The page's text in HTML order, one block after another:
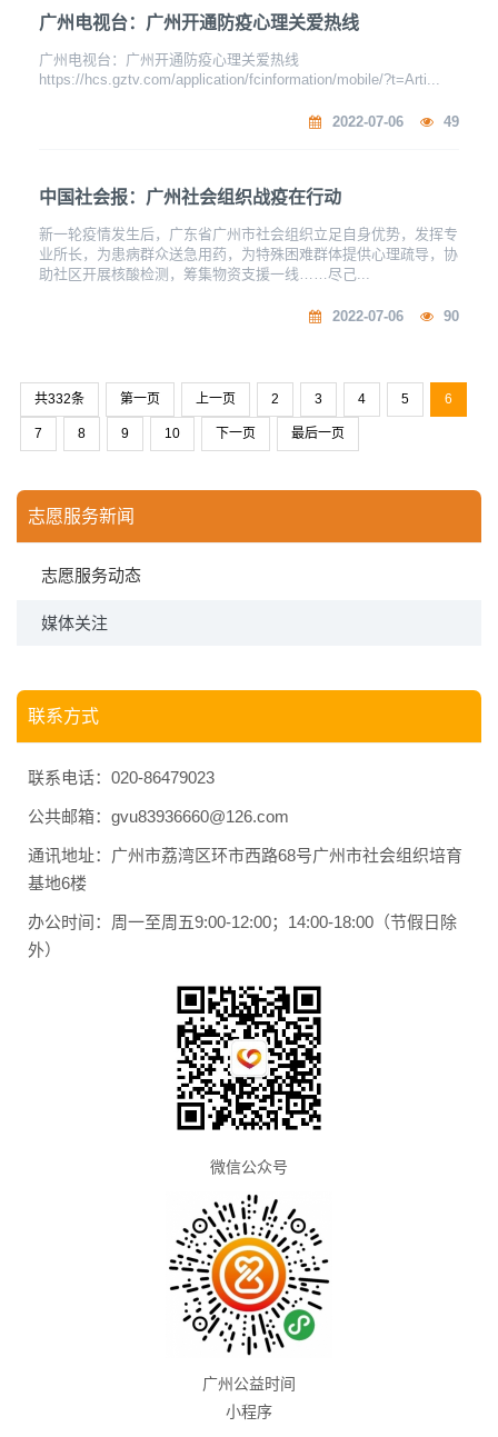
广州电视台：广州开通防疫心理关爱热线
广州电视台：广州开通防疫心理关爱热线
https://hcs.gztv.com/application/fcinformation/mobile/?t=Arti...
2022-07-06 49
中国社会报：广州社会组织战疫在行动
新一轮疫情发生后，广东省广州市社会组织立足自身优势，发挥专
业所长，为患病群众送急用药，为特殊困难群体提供心理疏导，协
助社区开展核酸检测，筹集物资支援一线……尽己...
2022-07-06 90
共332条 第一页 上一页 2 3 4 5 6
7 8 9 10 下一页 最后一页
志愿服务新闻
志愿服务动态
媒体关注
联系方式
联系电话：020-86479023
公共邮箱：gvu83936660@126.com
通讯地址：广州市荔湾区环市西路68号广州市社会组织培育
基地6楼
办公时间：周一至周五9:00-12:00；14:00-18:00（节假日除
外）
微信公众号
广州公益时间
小程序